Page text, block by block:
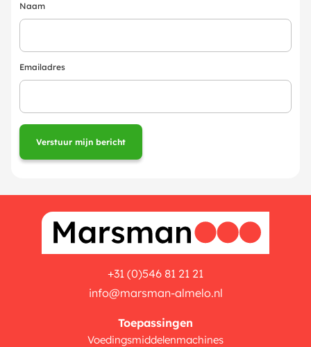
Naam
Emailadres
+31 (0)546 81 21 21
info@marsman-almelo.nl
Toepassingen
Voedingsmiddelenmachines